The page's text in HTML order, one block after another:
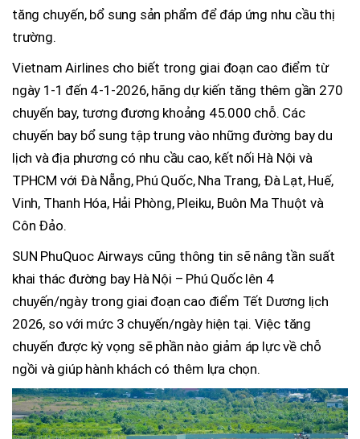
tăng chuyến, bổ sung sản phẩm để đáp ứng nhu cầu thị
trường.
Vietnam Airlines cho biết trong giai đoạn cao điểm từ
ngày 1-1 đến 4-1-2026, hãng dự kiến tăng thêm gần 270
chuyến bay, tương đương khoảng 45.000 chỗ. Các
chuyến bay bổ sung tập trung vào những đường bay du
lịch và địa phương có nhu cầu cao, kết nối Hà Nội và
TPHCM với Đà Nẵng, Phú Quốc, Nha Trang, Đà Lạt, Huế,
Vinh, Thanh Hóa, Hải Phòng, Pleiku, Buôn Ma Thuột và
Côn Đảo.
SUN PhuQuoc Airways cũng thông tin sẽ nâng tần suất
khai thác đường bay Hà Nội – Phú Quốc lên 4
chuyến/ngày trong giai đoạn cao điểm Tết Dương lịch
2026, so với mức 3 chuyến/ngày hiện tại. Việc tăng
chuyến được kỳ vọng sẽ phần nào giảm áp lực về chỗ
ngồi và giúp hành khách có thêm lựa chọn.